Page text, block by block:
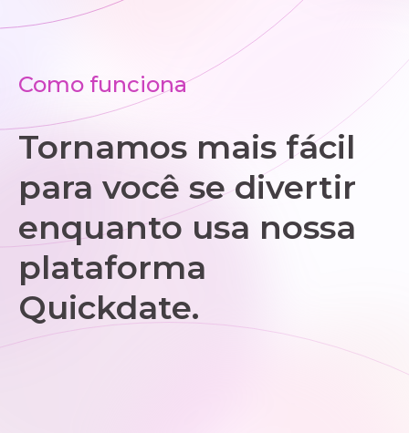
Como funciona
Tornamos mais fácil
para você se divertir
enquanto usa nossa
plataforma
Quickdate.